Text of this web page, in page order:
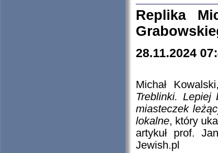
Replika
28.11.2024
Michał
Treblinki. Lepiej
miasteczek
lokalne, który
artykuł prof.
Jewish.pl